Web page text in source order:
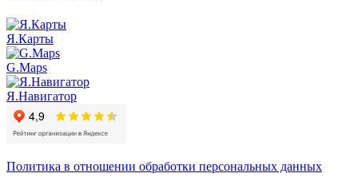
Я.Карты
G.Maps
Я.Навигатор
Политика в отношении обработки персональных данных